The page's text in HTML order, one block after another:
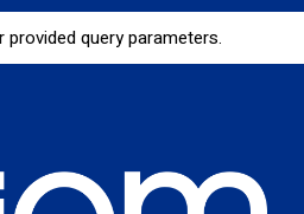
query parameters.